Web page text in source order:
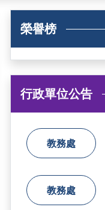
榮譽榜
行政單位公告
教務處
教務處